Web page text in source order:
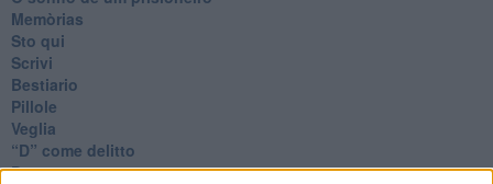
Memòrias
Sto qui
Scrivi
Bestiario
Pillole
Veglia
​“D” come delitto
D